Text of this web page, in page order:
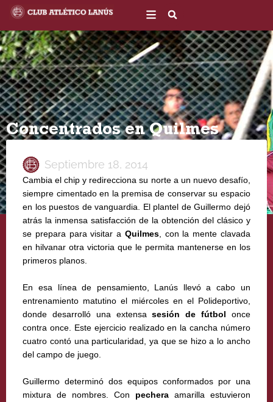
contenido
Concentrados en Quilmes
Septiembre 18, 2014
Cambia el chip y redirecciona su norte a un nuevo desafío,
siempre cimentado en la premisa de conservar su espacio
en los puestos de vanguardia. El plantel de Guillermo dejó
atrás la inmensa satisfacción de la obtención del clásico y
se prepara para visitar a Quilmes, con la mente clavada
en hilvanar otra victoria que le permita mantenerse en los
primeros planos.
En esa línea de pensamiento, Lanús llevó a cabo un
entrenamiento matutino el miércoles en el Polideportivo,
donde desarrolló una extensasesión de fútbol once
contra once. Este ejercicio realizado en la cancha número
cuatro contó una particularidad, ya que se hizo a lo ancho
del campo de juego.
Guillermo determinó dos equipos conformados por una
mixtura de nombres. Con pecheraamarilla estuvieron